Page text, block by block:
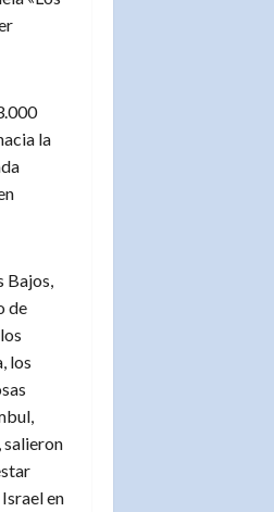
la
Bajos,
de
los
salieron
en